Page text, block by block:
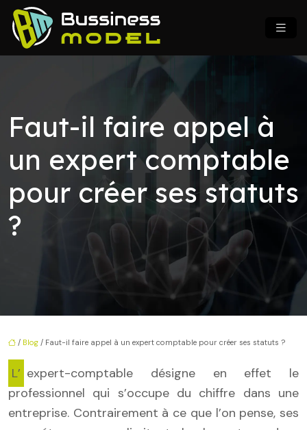
Faut-il faire appel à
un expert comptable
pour créer ses statuts
?
/ Blog / Faut-il faire appel à un expert comptable pour créer ses statuts ?
L’expert-comptable désigne en effet le
professionnel qui s’occupe du chiffre dans une
entreprise. Contrairement à ce que l’on pense, ses